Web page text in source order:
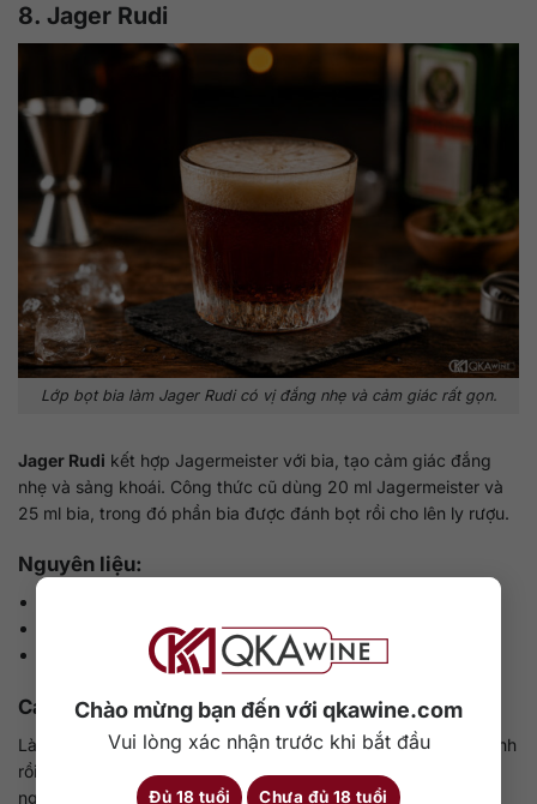
Chào mừng bạn đến với qkawine.com
Vui lòng xác nhận trước khi bắt đầu
Đủ 18 tuổi Chưa đủ 18 tuổi
8. Jager Rudi
Lớp bọt bia làm Jager Rudi có vị đắng nhẹ và cảm giác rất gọn.
Jager Rudi kết hợp Jagermeister với bia, tạo cảm giác đắng
nhẹ và sảng khoái. Công thức cũ dùng 20 ml Jagermeister và
25 ml bia, trong đó phần bia được đánh bọt rồi cho lên ly rượu.
Nguyên liệu:
Bia lạnh: 25 ml đến 40 ml
Cách pha:
Làm lạnh ly, rót Jagermeister vào trước. Tạo bọt nhẹ từ bia lạnh
rồi cho lên trên. Có thể dùng như một shot vị đắng, hợp với
người thích bia và muốn thử Jagermeister theo cách gọn hơn.